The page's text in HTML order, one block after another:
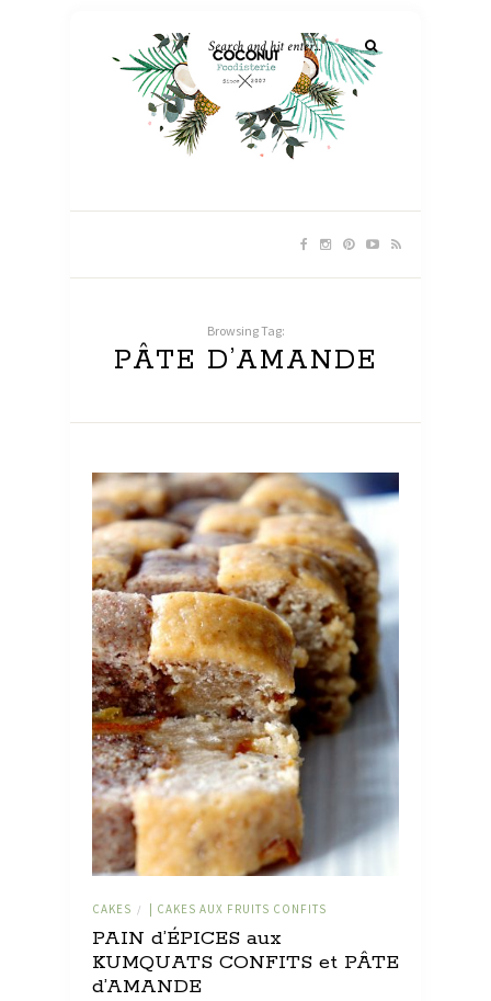
Browsing Tag:
PÂTE D’AMANDE
CAKES / | CAKES AUX FRUITS CONFITS
PAIN d’ÉPICES aux
KUMQUATS CONFITS et PÂTE
d’AMANDE